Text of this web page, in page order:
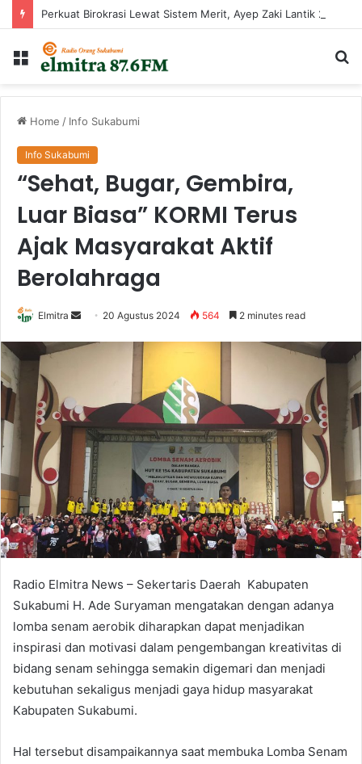
Menu
Home / Info Sukabumi
Info Sukabumi
“Sehat, Bugar, Gembira,
Luar Biasa” KORMI Terus
Ajak Masyarakat Aktif
Berolahraga
Elmitra
Send 20 Agustus 2024 564 2 minutes read
Radio Elmitra News – Sekertaris Daerah Kabupaten
Sukabumi H. Ade Suryaman mengatakan dengan adanya
lomba senam aerobik diharapkan dapat menjadikan
inspirasi dan motivasi dalam pengembangan kreativitas di
bidang senam sehingga semakin digemari dan menjadi
kebutuhan sekaligus menjadi gaya hidup masyarakat
Kabupaten Sukabumi.
Hal tersebut disampaikannya saat membuka Lomba Senam